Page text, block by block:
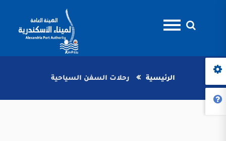
الرئيسية رحلات السفن السياحية